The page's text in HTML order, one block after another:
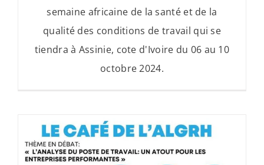
semaine africaine de la santé et de la
qualité des conditions de travail qui se
tiendra à Assinie, cote d'Ivoire du 06 au 10
octobre 2024.